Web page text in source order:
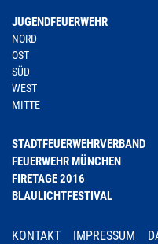
JUGENDFEUERWEHR
NORD
OST
SÜD
WEST
MITTE
STADTFEUERWEHRVERBAND
FEUERWEHR MÜNCHEN
FIRETAGE 2016
BLAULICHTFESTIVAL
KONTAKT IMPRESSUM